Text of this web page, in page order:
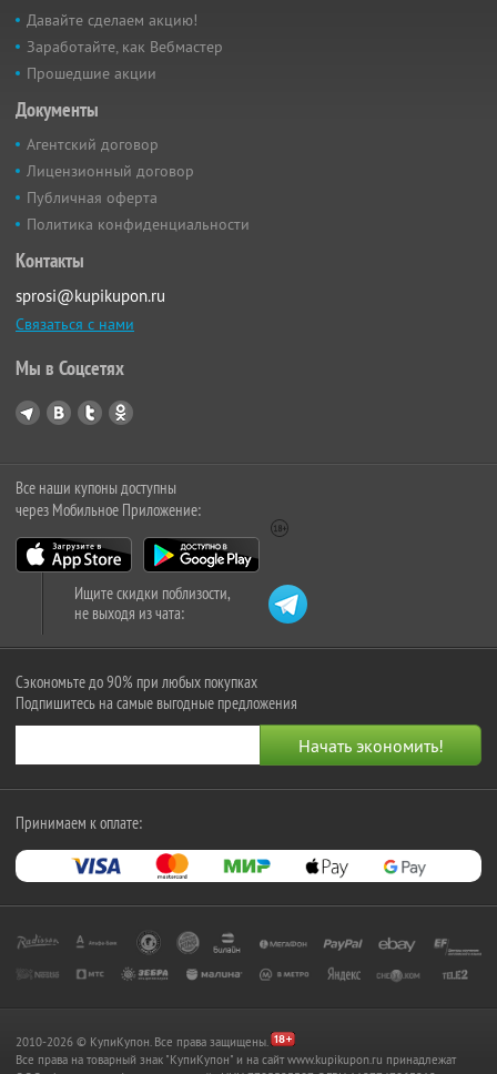
Давайте сделаем акцию!
Заработайте, как Вебмастер
Прошедшие акции
Документы
Агентский договор
Лицензионный договор
Публичная оферта
Политика конфиденциальности
Контакты
sprosi@kupikupon.ru
Связаться с нами
Мы в Соцсетях
Все наши купоны доступны
через Мобильное Приложение:
Ищите скидки поблизости,
не выходя из чата:
Сэкономьте до 90% при любых покупках
Подпишитесь на самые выгодные предложения
Принимаем к оплате:
2010-2026 © КупиКупон. Все права защищены.
Все права на товарный знак "КупиКупон" и на сайт www.kupikupon.ru принадлежат